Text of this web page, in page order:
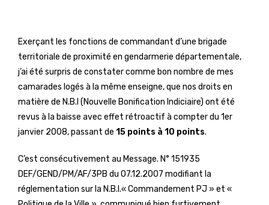
Exerçant les fonctions de commandant d’une brigade
territoriale de proximité en gendarmerie départementale,
j’ai été surpris de constater comme bon nombre de mes
camarades logés à la même enseigne, que nos droits en
matière de N.B.I (Nouvelle Bonification Indiciaire) ont été
revus à la baisse avec effet rétroactif à compter du 1er
janvier 2008, passant de 15 points à 10 points.
C’est consécutivement au Message. N° 151935
DEF/GEND/PM/AF/3PB du 07.12.2007 modifiant la
réglementation sur la N.B.I.« Commandement PJ » et «